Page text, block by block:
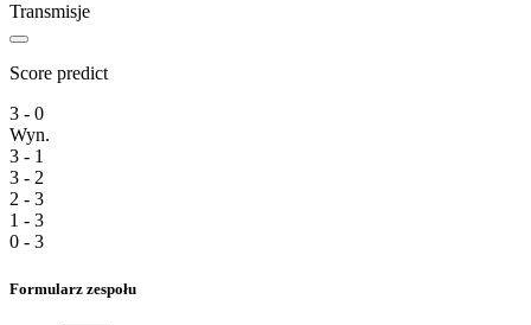
Transmisje
Score predict
3 - 0
Wyn.
3 - 1
3 - 2
2 - 3
1 - 3
0 - 3
Formularz zespołu